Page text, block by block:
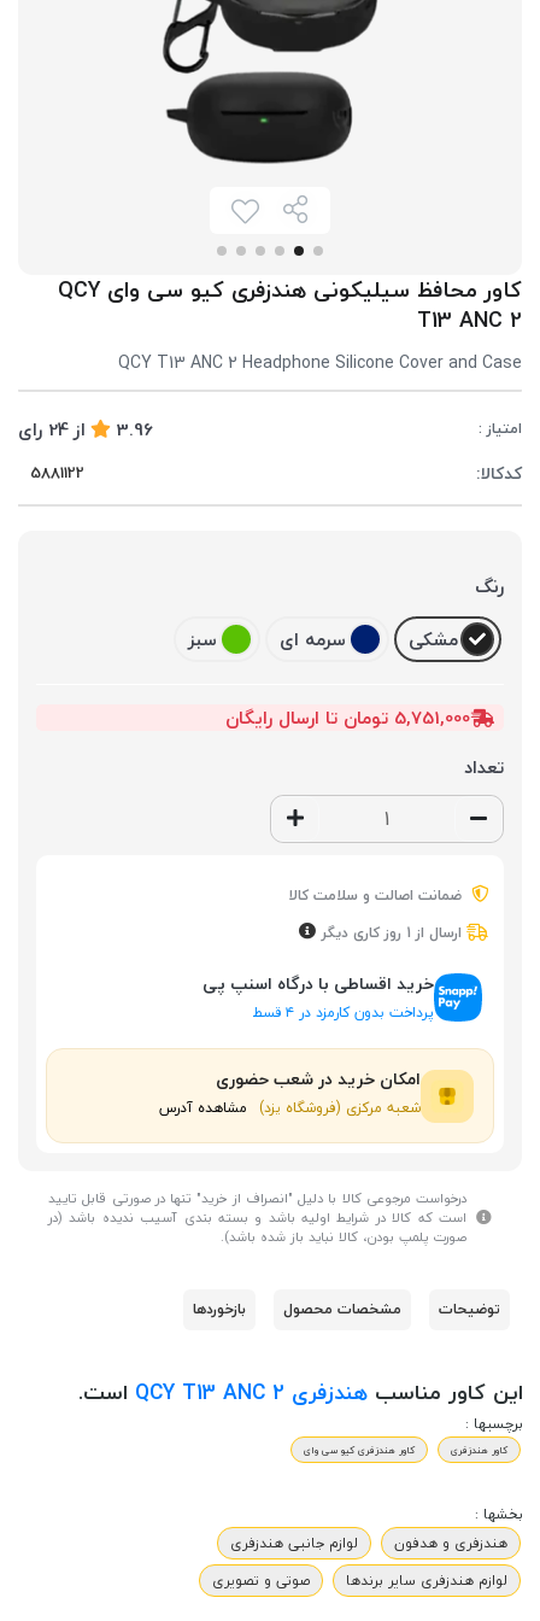
کاور محافظ سیلیکونی هندزفری کیو سی وای QCY
T13 ANC 2
QCY T13 ANC 2 Headphone Silicone Cover and Case
امتیاز : 3.96 از 24 رای
کدکالا:
رنگ
مشکی
سرمه ای سبز
5,751,000 تومان تا ارسال رایگان
تعداد
ضمانت اصالت و سلامت کالا
ارسال از 1 روز کاری دیگر
خرید اقساطی با درگاه اسنپ پی
پرداخت بدون کارمزد در ۴ قسط
امکان خرید در شعب حضوری
شعبه مرکزی (فروشگاه یزد) مشاهده آدرس
درخواست مرجوعی کالا با دلیل "انصراف از خرید" تنها در صورتی قابل تایید
است که کالا در شرایط اولیه باشد و بسته بندی آسیب ندیده باشد (در
صورت پلمپ بودن، کالا نباید باز شده باشد).
توضیحات مشخصات محصول بازخوردها
این کاور مناسبهندزفری QCY T13 ANC 2 است.
برچسبها :
کاور هندزفری کاور هندزفری کیو سی وای
بخشها :
هندزفری و هدفون
لوازم جانبی هندزفری
لوازم هندزفری سایر برندها
صوتی و تصویری